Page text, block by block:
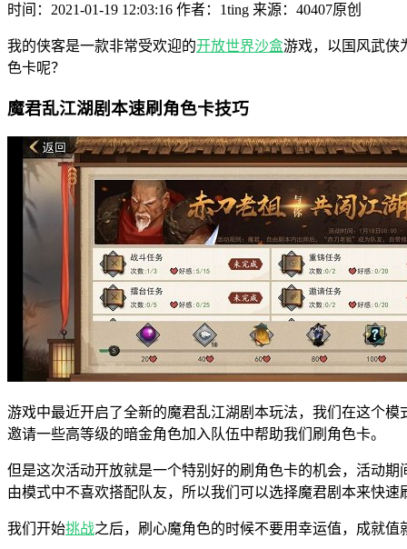
时间：2021-01-19 12:03:16 作者：1ting 来源：40407原创
我的侠客是一款非常受欢迎的开放世界沙盒游戏，以国风武侠
色卡呢？
魔君乱江湖剧本速刷角色卡技巧
游戏中最近开启了全新的魔君乱江湖剧本玩法，我们在这个
邀请一些高等级的暗金角色加入队伍中帮助我们刷角色卡。
但是这次活动开放就是一个特别好的刷角色卡的机会，活动期
由模式中不喜欢搭配队友，所以我们可以选择魔君剧本来快速
我们开始挑战之后，刷心魔角色的时候不要用幸运值，成就